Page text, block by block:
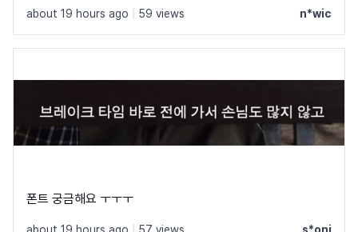
about 19 hours ago 59 views n*wic
폰트 궁금해요 ㅜㅜㅜ